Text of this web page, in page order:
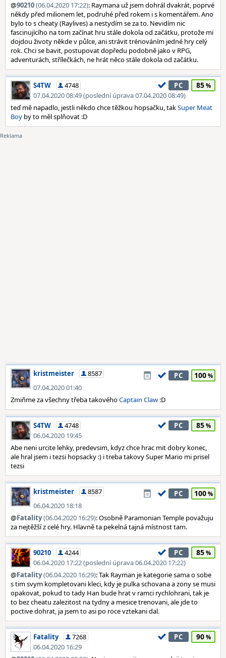
@90210(06.04.2020 17:22): Raymana už jsem dohrál dvakrát, poprvé
někdy před milionem let, podruhé před rokem i s komentářem. Ano
bylo to s cheaty (Raylives) a nestydím se za to. Nevidím nic
fascinujícího na tom začínat hru stále dokola od začátku, protože mi
dojdou životy někde v půlce, ani strávit trénováním jedné hry celý
rok. Chci se bavit, postupovat dopředu podobně jako v RPG,
adventurách, střílečkách, ne hrát něco stále dokola od začátku.
S4TW
4748
07.04.2020 08:49 (poslední úprava 07.04.2020 08:49)
PC 85
teď mě napadlo, jestli někdo chce těžkou hopsačku, takSuper Meat
Boy by to měl splňovat :D
kristmeister
8587
07.04.2020 01:40
PC 100
Zmiňme za všechny třeba takovéhoCaptain Claw :D
S4TW
4748
06.04.2020 19:45
PC 85
Abe neni urcite lehky, predevsim, kdyz chce hrac mit dobry konec,
ale hral jsem i tezsi hopsacky :) i treba takovy Super Mario mi prisel
tezsi
kristmeister
8587
06.04.2020 18:18
PC 100
@Fatality(06.04.2020 16:29): Osobně Paramonian Temple považuju
za nejtěžší z celé hry. Hlavně ta pekelná tajná místnost tam.
90210
4244
06.04.2020 17:22 (poslední úprava 06.04.2020 17:22)
PC 85
@Fatality(06.04.2020 16:29): Tak Rayman je kategorie sama o sobe
s tim svym kompletovani kleci, kdy je pulka schovana a zony se musi
opakovat, pokud to tady Han bude hrat v ramci rychlohrani, tak je
to bez cheatu zalezitost na tydny a mesice trenovani, ale jde to
poctive dohrat, ja jsem to asi po roce vztekani dal.
Fatality
7268
06.04.2020 16:29
PC 90